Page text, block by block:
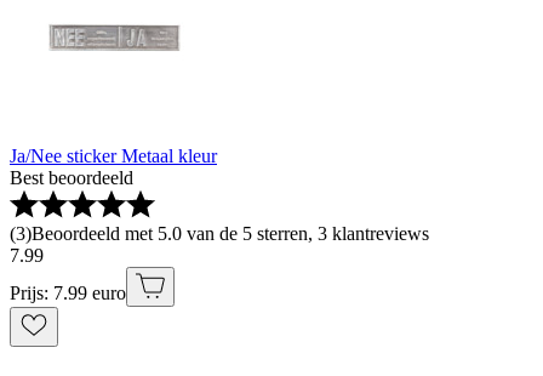
Ja/Nee sticker Metaal kleur
Best beoordeeld
(3)Beoordeeld met 5.0 van de 5 sterren, 3 klantreviews
7.99
Prijs: 7.99 euro